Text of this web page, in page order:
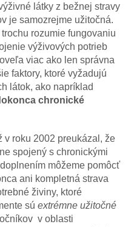
látky z bežnej stravy
je samozrejme užitočná.
rozumie fungovaniu
výživových potrieb
viac ako len správna
faktory, ktoré vyžadujú
látok, ako napríklad
chronické
v roku 2002 preukázal, že
spojený s chronickými
môžeme pomôcť
ani kompletná strava
živiny, ktoré
sú extrémne užitočné
v oblasti